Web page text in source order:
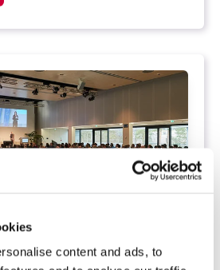
content and ads, to